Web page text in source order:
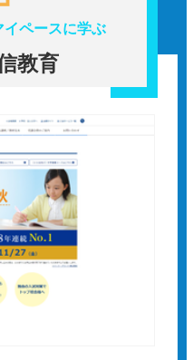
イペースに学ぶ
教育